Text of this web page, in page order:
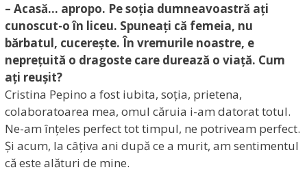
– Acasă… apropo. Pe soția dumneavoastră ați
cunoscut-o în liceu. Spuneați că femeia, nu
bărbatul, cucerește. În vremurile noastre, e
neprețuită o dragoste care durează o viață. Cum
ați reușit?
Cristina Pepino a fost iubita, soția, prietena,
colaboratoarea mea, omul căruia i-am datorat totul.
Ne-am înțeles perfect tot timpul, ne potriveam perfect.
Și acum, la câțiva ani după ce a murit, am sentimentul
că este alături de mine.